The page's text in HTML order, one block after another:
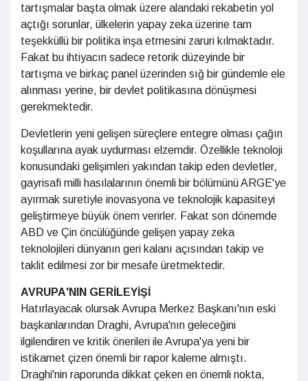
tartışmalar başta olmak üzere alandaki rekabetin yol
açtığı sorunlar, ülkelerin yapay zeka üzerine tam
teşekküllü bir politika inşa etmesini zaruri kılmaktadır.
Fakat bu ihtiyacın sadece retorik düzeyinde bir
tartışma ve birkaç panel üzerinden sığ bir gündemle ele
alınması yerine, bir devlet politikasına dönüşmesi
gerekmektedir.
Devletlerin yeni gelişen süreçlere entegre olması çağın
koşullarına ayak uydurması elzemdir. Özellikle teknoloji
konusundaki gelişimleri yakından takip eden devletler,
gayrisafi milli hasılalarının önemli bir bölümünü ARGE'ye
ayırmak suretiyle inovasyona ve teknolojik kapasiteyi
geliştirmeye büyük önem verirler. Fakat son dönemde
ABD ve Çin öncülüğünde gelişen yapay zeka
teknolojileri dünyanın geri kalanı açısından takip ve
taklit edilmesi zor bir mesafe üretmektedir.
AVRUPA'NIN GERİLEYİŞİ
Hatırlayacak olursak Avrupa Merkez Başkanı'nın eski
başkanlarından Draghi, Avrupa'nın geleceğini
ilgilendiren ve kritik önerileri ile Avrupa'ya yeni bir
istikamet çizen önemli bir rapor kaleme almıştı.
Draghi'nin raporunda dikkat çeken en önemli nokta,